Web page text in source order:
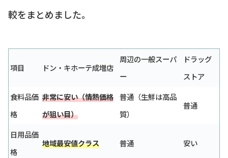
較をまとめました。
項目 ドン・キホーテ成増店
周辺の一般スーパ
ー
ドラッグ
ストア
食料品価
格
非常に安い（情熱価格
が狙い目）
普通（生鮮は高品
質）
普通
日用品価
格
地域最安値クラス 普通 安い